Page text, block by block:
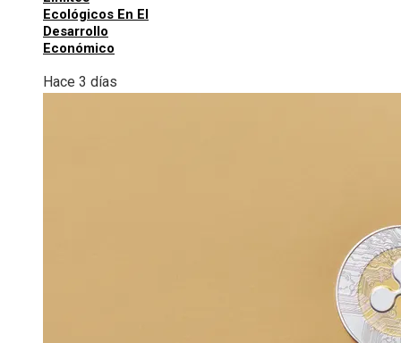
Ecológicos En El
Desarrollo
Económico
Hace 3 días